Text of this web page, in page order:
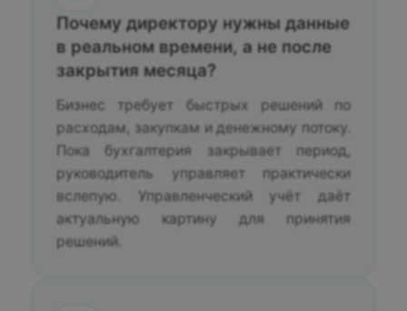
Почему директору нужны данные
в реальном времени, а не после
закрытия месяца?
Бизнес требует быстрых решений по
расходам, закупкам и денежному потоку.
Пока бухгалтерия закрывает период,
руководитель управляет практически
вслепую. Управленческий учёт даёт
актуальную картину для принятия
решений.